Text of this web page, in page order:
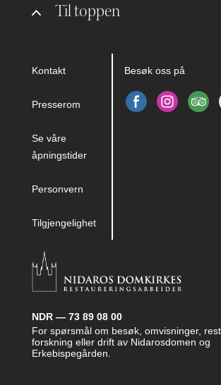
Til toppen
Kontakt
Presserom
Se våre
åpningstider
Personvern
Tilgjengelighet
Besøk oss på
NDR — 73 89 08 00
For spørsmål om besøk, omvisninger,
forskning eller drift av Nidarosdomen og
Erkebispegården.